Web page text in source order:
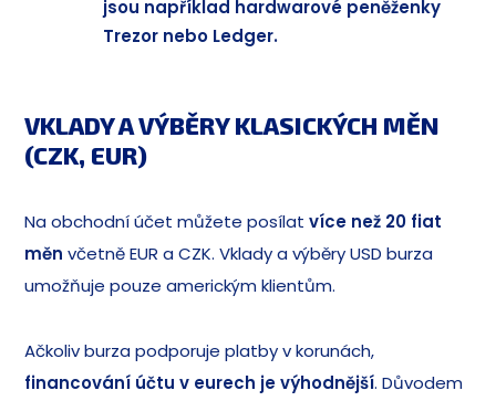
jsou například hardwarové peněženky
Trezor nebo Ledger.
VKLADY A VÝBĚRY KLASICKÝCH MĚN
(CZK, EUR)
Na obchodní účet můžete posílatvíce než 20 fiat
měn včetně EUR a CZK. Vklady a výběry USD burza
umožňuje pouze americkým klientům.
Ačkoliv burza podporuje platby v korunách,
financování účtu v eurech je výhodnější. Důvodem